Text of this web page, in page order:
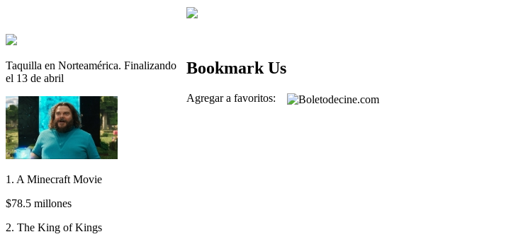
Taquilla en Norteamérica. Finalizando
el 13 de abril
1. A Minecraft Movie
$78.5 millones
2. The King of Kings
Bookmark Us
Agregar a favoritos: